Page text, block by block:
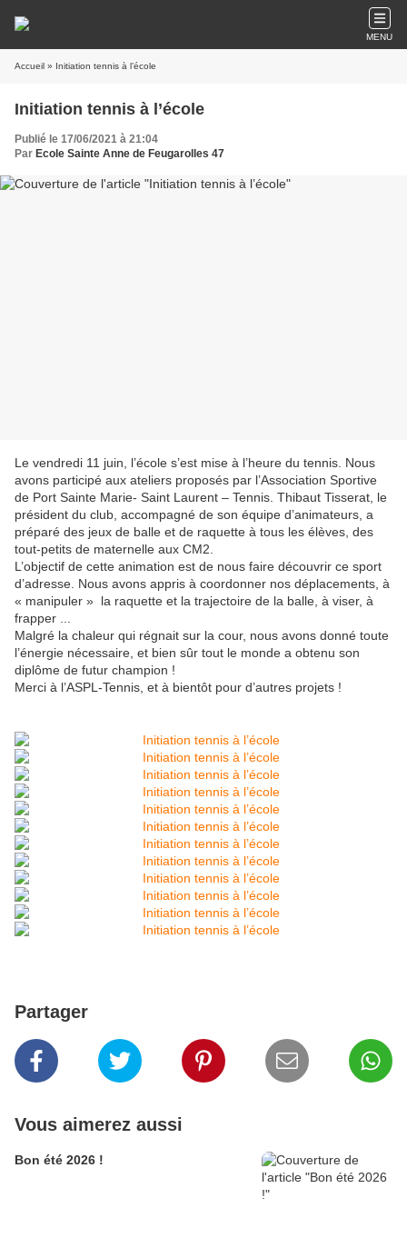
MENU
Accueil » Initiation tennis à l’école
Initiation tennis à l’école
Publié le 17/06/2021 à 21:04
Par Ecole Sainte Anne de Feugarolles 47
Le vendredi 11 juin, l’école s’est mise à l’heure du tennis. Nous
avons participé aux ateliers proposés par l’Association Sportive
de Port Sainte Marie- Saint Laurent – Tennis. Thibaut Tisserat, le
président du club, accompagné de son équipe d’animateurs, a
préparé des jeux de balle et de raquette à tous les élèves, des
tout-petits de maternelle aux CM2.
L’objectif de cette animation est de nous faire découvrir ce sport
d’adresse. Nous avons appris à coordonner nos déplacements, à
« manipuler » la raquette et la trajectoire de la balle, à viser, à
frapper ...
Malgré la chaleur qui régnait sur la cour, nous avons donné toute
l’énergie nécessaire, et bien sûr tout le monde a obtenu son
diplôme de futur champion !
Merci à l’ASPL-Tennis, et à bientôt pour d’autres projets !
Partager
Vous aimerez aussi
Bon été 2026 !